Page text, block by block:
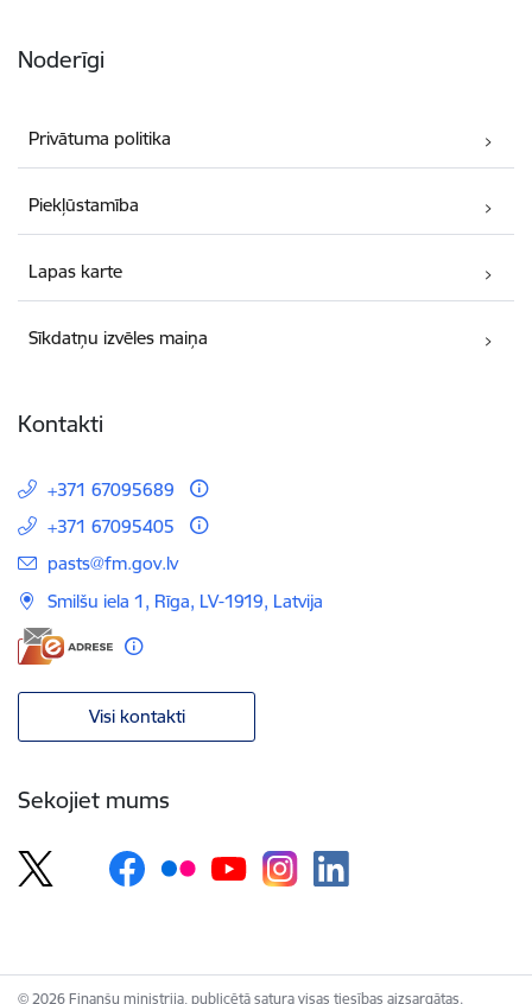
Noderīgi
Privātuma politika
Piekļūstamība
Lapas karte
Sīkdatņu izvēles maiņa
Kontakti
+371 67095689
+371 67095405
E-pasts:
pasts@fm.gov.lv
Smilšu iela 1, Rīga, LV-1919, Latvija
Visi kontakti
Sekojiet mums
© 2026 Finanšu ministrija, publicētā satura visas tiesības aizsargātas.